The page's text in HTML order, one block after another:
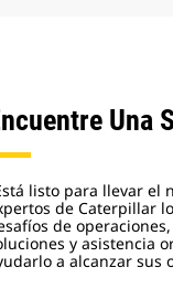
Una
listo para llevar el
de Caterpillar
de
y asistencia
a alcanzar sus